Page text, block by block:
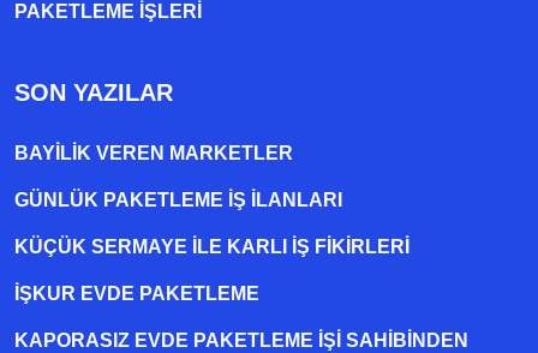
PAKETLEME IŞLERI
SON YAZILAR
BAYILIK VEREN MARKETLER
GÜNLÜK PAKETLEME İŞ İLANLARI
KÜÇÜK SERMAYE ILE KARLI İŞ FIKIRLERI
İŞKUR EVDE PAKETLEME
KAPORASIZ EVDE PAKETLEME IŞI SAHIBINDEN